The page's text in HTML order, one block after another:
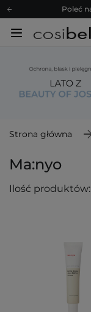
Poleć
Z nami to
Poleć
Strona główna
Ma:nyo
Ilość produktów: